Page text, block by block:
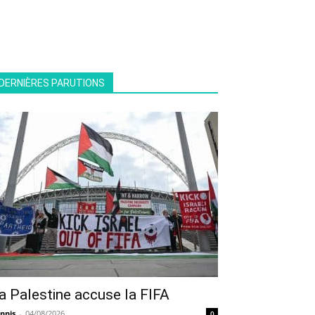
PARUTIONS
Palestine accuse la FIFA